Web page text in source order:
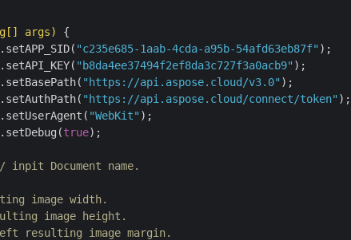
args)
{
"c235e685-1aab-4cda-a95b-54afd63eb87f" );
"b8da4ee37494f2ef8da3c727f3a0acb9" );
"https://api.aspose.cloud/v3.0" );
"https://api.aspose.cloud/connect/token" );
"WebKit" );
true);
inpit Document name.
image width.
image height.
resulting image margin.